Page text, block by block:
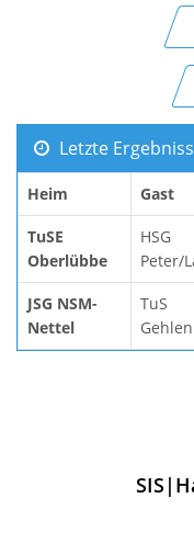
Letzte
Heim Gast
TuSE
Oberlübbe
HSG
Peter/
JSG NSM-
Nettel
TuS